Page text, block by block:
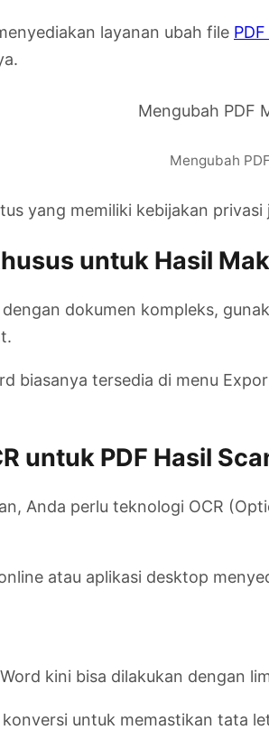
layanan ubah file
Mengubah
yang memiliki kebijakan
untuk Hasil
dokumen kompleks,
biasanya tersedia di menu
untuk PDF Hasil
Anda perlu teknologi OCR
atau aplikasi desktop
kini bisa dilakukan dengan
konversi untuk memastikan tata